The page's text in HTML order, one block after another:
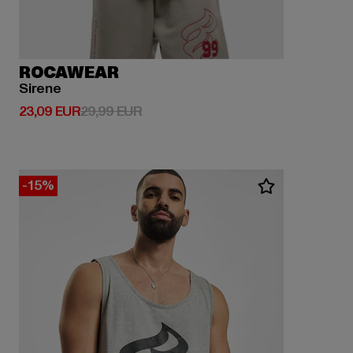
ROCAWEAR
Sirene
23,09 EUR
Derzeitiger Preis: 23,09 EUR
29,99 EURAktionspreis: 29,99 EUR
-15%